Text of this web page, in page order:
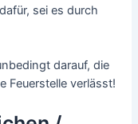
sei es durch
darauf, die
Feuerstelle verlässt!